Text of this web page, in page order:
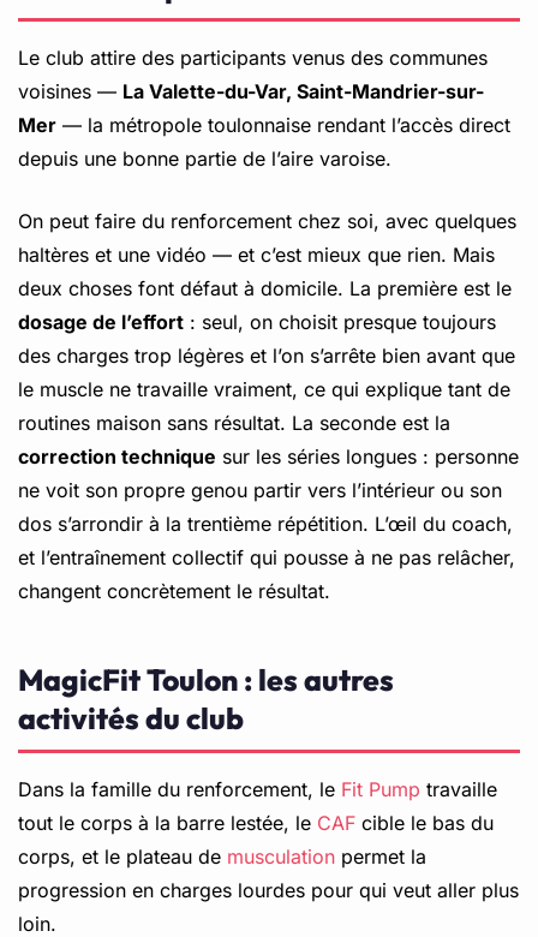
Le club attire des participants venus des communes
voisines — La Valette-du-Var, Saint-Mandrier-sur-
Mer — la métropole toulonnaise rendant l’accès direct
depuis une bonne partie de l’aire varoise.
On peut faire du renforcement chez soi, avec quelques
haltères et une vidéo — et c’est mieux que rien. Mais
deux choses font défaut à domicile. La première est le
dosage de l’effort : seul, on choisit presque toujours
des charges trop légères et l’on s’arrête bien avant que
le muscle ne travaille vraiment, ce qui explique tant de
routines maison sans résultat. La seconde est la
correction technique sur les séries longues : personne
ne voit son propre genou partir vers l’intérieur ou son
dos s’arrondir à la trentième répétition. L’œil du coach,
et l’entraînement collectif qui pousse à ne pas relâcher,
changent concrètement le résultat.
MagicFit Toulon : les autres
activités du club
Dans la famille du renforcement, le Fit Pump travaille
tout le corps à la barre lestée, le CAF cible le bas du
corps, et le plateau de musculation permet la
progression en charges lourdes pour qui veut aller plus
loin.